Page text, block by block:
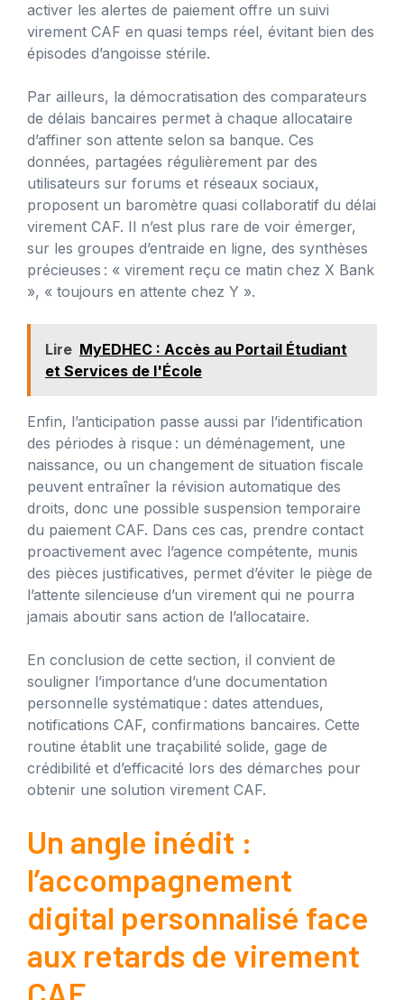
activer les alertes de paiement offre un suivi
virement CAF en quasi temps réel, évitant bien des
épisodes d’angoisse stérile.
Par ailleurs, la démocratisation des comparateurs
de délais bancaires permet à chaque allocataire
d’affiner son attente selon sa banque. Ces
données, partagées régulièrement par des
utilisateurs sur forums et réseaux sociaux,
proposent un baromètre quasi collaboratif du délai
virement CAF. Il n’est plus rare de voir émerger,
sur les groupes d’entraide en ligne, des synthèses
précieuses : « virement reçu ce matin chez X Bank
», « toujours en attente chez Y ».
Lire MyEDHEC : Accès au Portail Étudiant
et Services de l'École
Enfin, l’anticipation passe aussi par l’identification
des périodes à risque : un déménagement, une
naissance, ou un changement de situation fiscale
peuvent entraîner la révision automatique des
droits, donc une possible suspension temporaire
du paiement CAF. Dans ces cas, prendre contact
proactivement avec l’agence compétente, munis
des pièces justificatives, permet d’éviter le piège de
l’attente silencieuse d’un virement qui ne pourra
jamais aboutir sans action de l’allocataire.
En conclusion de cette section, il convient de
souligner l’importance d’une documentation
personnelle systématique : dates attendues,
notifications CAF, confirmations bancaires. Cette
routine établit une traçabilité solide, gage de
crédibilité et d’efficacité lors des démarches pour
obtenir une solution virement CAF.
Un angle inédit :
l’accompagnement
digital personnalisé face
aux retards de virement